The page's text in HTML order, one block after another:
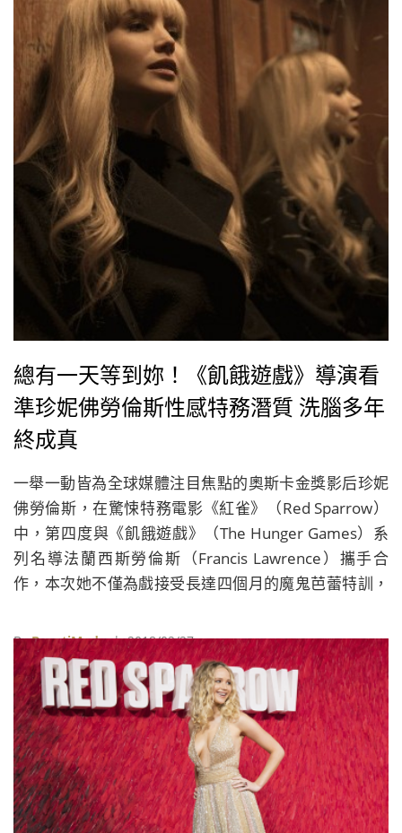
很自在。珍妮佛勞倫斯在接受《Harper’s BAZAAR》採
訪時表示，「演出電影其實更像是一個找回自己的過
程。」她並分享自己對於電影、角色，以及女權議題的
想法。
總有一天等到妳！《飢餓遊戲》導演看
準珍妮佛勞倫斯性感特務潛質 洗腦多年
終成真
一舉一動皆為全球媒體注目焦點的奧斯卡金獎影后珍妮
佛勞倫斯，在驚悚特務電影《紅雀》（Red Sparrow）
中，第四度與《飢餓遊戲》（The Hunger Games）系
列名導法蘭西斯勞倫斯（Francis Lawrence）攜手合
作，本次她不僅為戲接受長達四個月的魔鬼芭蕾特訓，
艷的身體，化為人間凶器，為所有與她為敵的對手們，
佈下最致命的一局。
ByBeautiMode| 2018/02/27